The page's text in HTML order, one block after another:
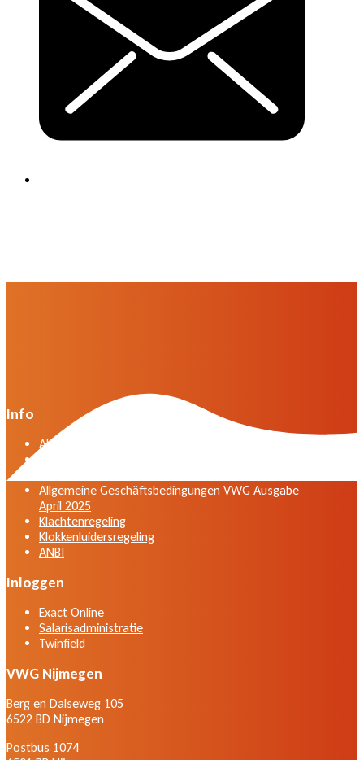
Info
Algemene voorwaarden VWG versie april 2025
Allgemeine Geschäftsbedingungen VWG Ausgabe
April 2025
Klachtenregeling
Klokkenluidersregeling
ANBI
Inloggen
Exact Online
Salarisadministratie
Twinfield
VWG Nijmegen
Berg en Dalseweg 105
6522 BD Nijmegen
Postbus 1074